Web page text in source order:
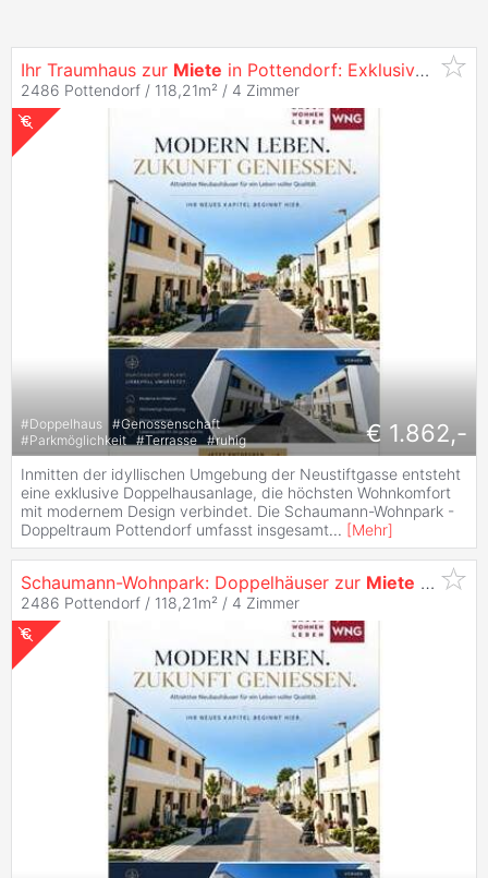
Ihr Traumhaus zur Miete in Pottendorf: Exklusive Doppelhäuser warten auf Sie! 6/2 -
2486 Pottendorf / 118,21m² / 4 Zimmer
#Doppelhaus #Genossenschaft
#Parkmöglichkeit #Terrasse #ruhig € 1.862,-
Inmitten der idyllischen Umgebung der Neustiftgasse entsteht
eine exklusive Doppelhausanlage, die höchsten Wohnkomfort
mit modernem Design verbindet. Die Schaumann-Wohnpark -
Doppeltraum Pottendorf umfasst insgesamt... [Mehr]
Schaumann-Wohnpark: Doppelhäuser zur Miete
2486 Pottendorf / 118,21m² / 4 Zimmer